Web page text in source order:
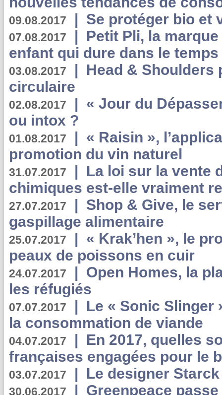
09.08.2017 | Se protéger bio et
07.08.2017 | Petit Pli, la
enfant qui dure dans le temps
03.08.2017 | Head & Shoulders
circulaire
02.08.2017 | « Jour du
ou intox ?
01.08.2017 | « Raisin »,
promotion du vin naturel
31.07.2017 | La loi sur la vente
chimiques est-elle vraiment
27.07.2017 | Shop & Give, le
gaspillage alimentaire
25.07.2017 | « Krak’hen », le
peaux de poissons en cuir
24.07.2017 | Open Homes, la
les réfugiés
07.07.2017 | Le « Sonic Slinger
la consommation de viande
04.07.2017 | En 2017, quelles
françaises engagées pour le
03.07.2017 | Le designer
30.06.2017 | Greenpeace